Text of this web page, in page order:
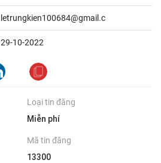
letrungkien100684@gmail.c
29-10-2022
Loại tin đăng
Miễn phí
Mã tin đăng
13300